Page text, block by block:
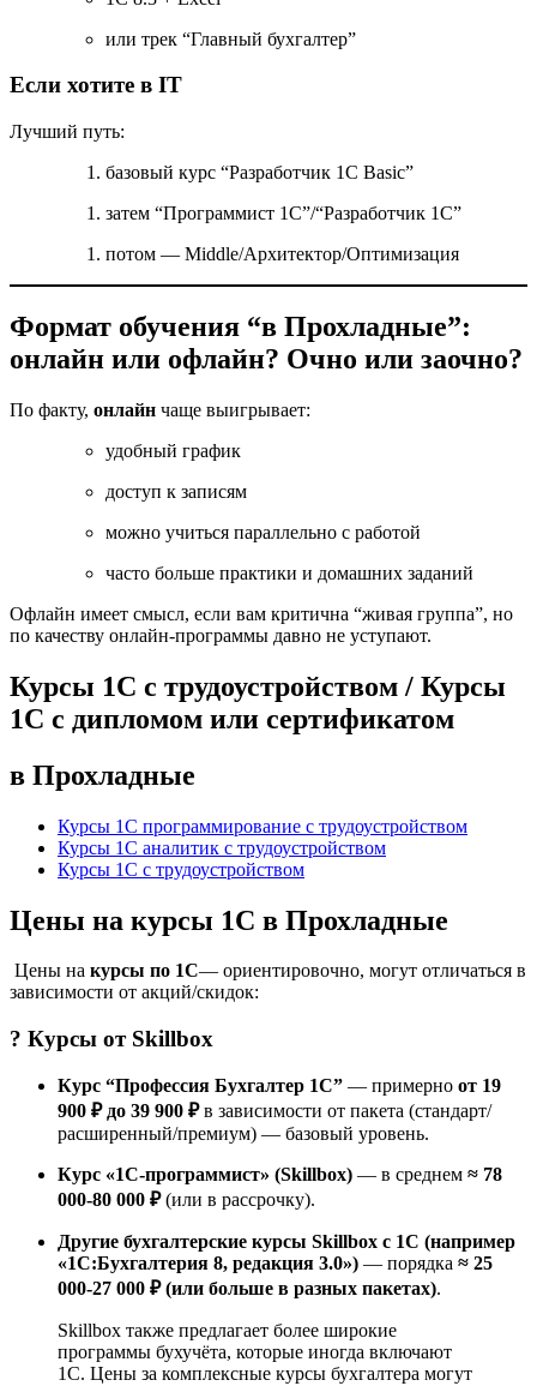
или трек “Главный бухгалтер”
Если хотите в IT
Лучший путь:
базовый курс “Разработчик 1С Basic”
затем “Программист 1С”/“Разработчик 1С”
потом — Middle/Архитектор/Оптимизация
Формат обучения “в Прохладные”:
онлайн или офлайн? Очно или заочно?
По факту, онлайн чаще выигрывает:
удобный график
доступ к записям
можно учиться параллельно с работой
часто больше практики и домашних заданий
Офлайн имеет смысл, если вам критична “живая группа”, но
по качеству онлайн-программы давно не уступают.
Курсы 1С с трудоустройством / Курсы
1С с дипломом или сертификатом
в Прохладные
Курсы 1С программирование с трудоустройством
Курсы 1С аналитик с трудоустройством
Курсы 1С с трудоустройством
Цены на курсы 1С в Прохладные
Цены на курсы по 1С— ориентировочно, могут отличаться в
зависимости от акций/скидок:
? Курсы от Skillbox
Курс “Профессия Бухгалтер 1С” — примерно от 19
900 ₽ до 39 900 ₽в зависимости от пакета (стандарт/
расширенный/премиум) — базовый уровень.
Курс «1С-программист» (Skillbox) — в среднем ≈ 78
000-80 000 ₽(или в рассрочку).
Другие бухгалтерские курсы Skillbox с 1С (например
«1С:Бухгалтерия 8, редакция 3.0») — порядка ≈ 25
000-27 000 ₽ (или больше в разных пакетах).
Skillbox также предлагает более широкие
программы бухучёта, которые иногда включают
1С. Цены за комплексные курсы бухгалтера могут